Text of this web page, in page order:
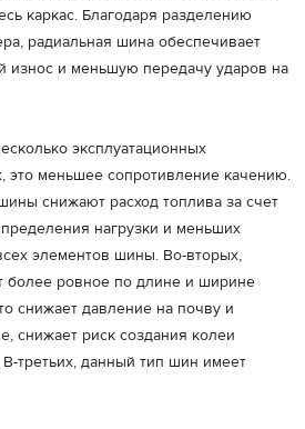
каркас. Благодаря разделению
радиальная шина обеспечивает
износ и меньшую передачу ударов на
эксплуатационных
это меньшее сопротивление качению.
снижают расход топлива за счет
нагрузки и меньших
элементов шины. Во-вторых,
ровное по длине и ширине
снижает давление на почву и
снижает риск создания колеи
третьих, данный тип шин имеет